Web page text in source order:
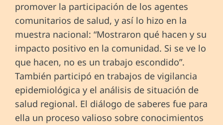
promover la participación de los agentes
comunitarios de salud, y así lo hizo en la
muestra nacional: “Mostraron qué hacen y su
impacto positivo en la comunidad. Si se ve lo
que hacen, no es un trabajo escondido”.
También participó en trabajos de vigilancia
epidemiológica y el análisis de situación de
salud regional. El diálogo de saberes fue para
ella un proceso valioso sobre conocimientos